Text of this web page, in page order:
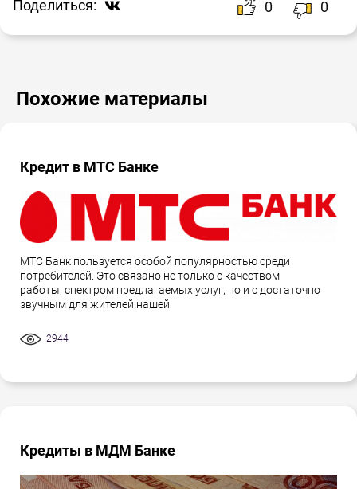
Поделиться: 0 0
Похожие материалы
Кредит в МТС Банке
МТС Банк пользуется особой популярностью среди
потребителей. Это связано не только с качеством
работы, спектром предлагаемых услуг, но и с достаточно
звучным для жителей нашей
2944
Кредиты в МДМ Банке